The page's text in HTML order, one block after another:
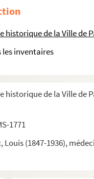
historique de la Ville de
les inventaires
historique de la Ville de
1771
Louis (1847-1936),
la Marseillaise
journaux